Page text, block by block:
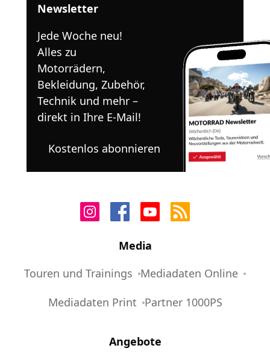
Newsletter
Jede Woche neu!
Alles zu
Motorrädern,
Bekleidung, Zubehör,
Technik und mehr –
direkt in Ihre E-Mail!
Kostenlos abonnieren
Media
Touren und Trainings
Mediadaten Online
Mediadaten Print Partner 1000PS
Angebote